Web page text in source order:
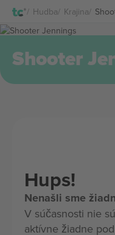
Hudba Krajina
Shooter
Hups!
Nenašli sme
V súčasnosti nie
aktívne žiadne